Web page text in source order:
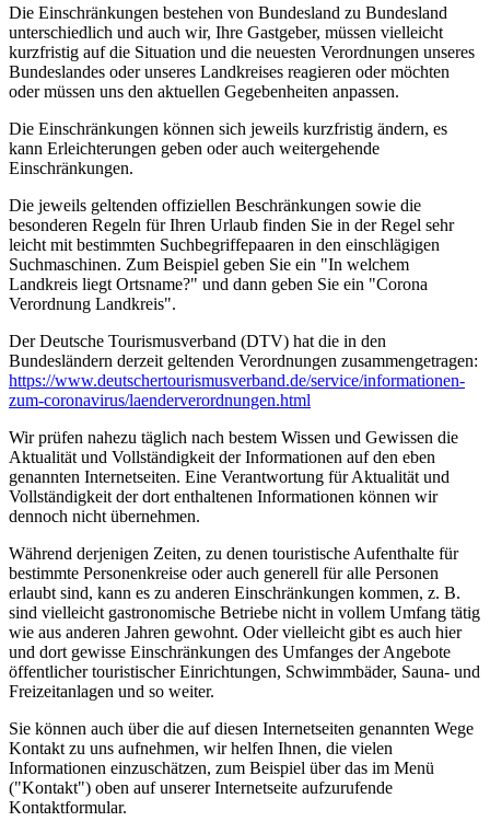
Die Einschränkungen bestehen von Bundesland zu Bundesland
unterschiedlich und auch wir, Ihre Gastgeber, müssen vielleicht
kurzfristig auf die Situation und die neuesten Verordnungen unseres
Bundeslandes oder unseres Landkreises reagieren oder möchten
oder müssen uns den aktuellen Gegebenheiten anpassen.
Die Einschränkungen können sich jeweils kurzfristig ändern, es
kann Erleichterungen geben oder auch weitergehende
Einschränkungen.
Die jeweils geltenden offiziellen Beschränkungen sowie die
besonderen Regeln für Ihren Urlaub finden Sie in der Regel sehr
leicht mit bestimmten Suchbegriffepaaren in den einschlägigen
Suchmaschinen. Zum Beispiel geben Sie ein "In welchem
Landkreis liegt Ortsname?" und dann geben Sie ein "Corona
Verordnung Landkreis".
Der Deutsche Tourismusverband (DTV) hat die in den
Bundesländern derzeit geltenden Verordnungen zusammengetragen:
https://www.deutscher­tourismusverband.de/­service/­informationen-
zum-coronavirus/­laenderverordnungen.html
Wir prüfen nahezu täglich nach bestem Wissen und Gewissen die
Aktualität und Vollständigkeit der Informationen auf den eben
genannten Internetseiten. Eine Verantwortung für Aktualität und
Vollständigkeit der dort enthaltenen Informationen können wir
dennoch nicht übernehmen.
Während derjenigen Zeiten, zu denen touristische Aufenthalte für
bestimmte Personenkreise oder auch generell für alle Personen
erlaubt sind, kann es zu anderen Einschränkungen kommen, z. B.
sind vielleicht gastronomische Betriebe nicht in vollem Umfang tätig
wie aus anderen Jahren gewohnt. Oder vielleicht gibt es auch hier
und dort gewisse Einschränkungen des Umfanges der Angebote
öffentlicher touristischer Einrichtungen, Schwimmbäder, Sauna- und
Freizeitanlagen und so weiter.
Sie können auch über die auf diesen Internetseiten genannten Wege
Kontakt zu uns aufnehmen, wir helfen Ihnen, die vielen
Informationen einzuschätzen, zum Beispiel über das im Menü
("Kontakt") oben auf unserer Internetseite aufzurufende
Kontaktformular.